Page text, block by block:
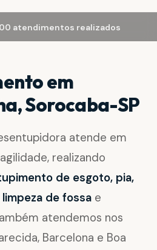
atendimentos realizados
em
Sorocaba-SP
atende em
realizando
de esgoto, pia,
limpeza de fossa e
atendemos nos
Barcelona e Boa